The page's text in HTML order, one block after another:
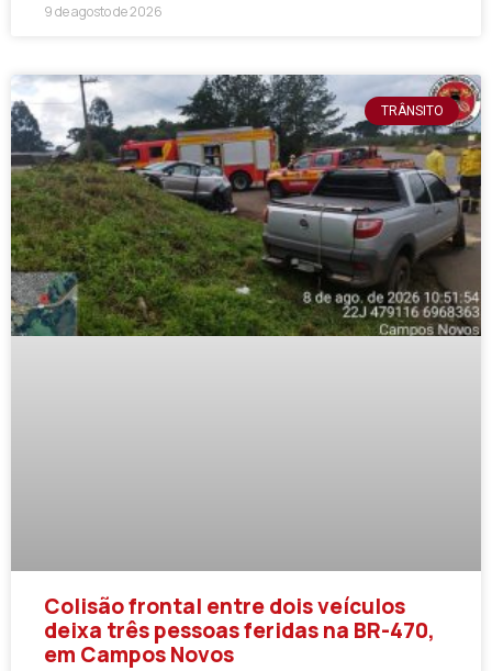
9 de agosto de 2026
TRÂNSITO
Colisão frontal entre dois veículos
deixa três pessoas feridas na BR-470,
em Campos Novos